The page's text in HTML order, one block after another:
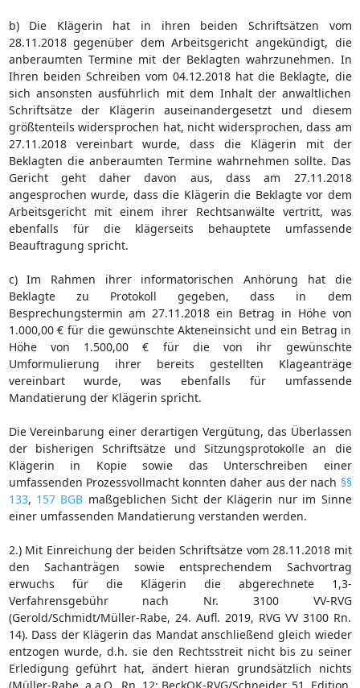
b) Die Klägerin hat in ihren beiden Schriftsätzen vom
28.11.2018 gegenüber dem Arbeitsgericht angekündigt, die
anberaumten Termine mit der Beklagten wahrzunehmen. In
Ihren beiden Schreiben vom 04.12.2018 hat die Beklagte, die
sich ansonsten ausführlich mit dem Inhalt der anwaltlichen
Schriftsätze der Klägerin auseinandergesetzt und diesem
größtenteils widersprochen hat, nicht widersprochen, dass am
27.11.2018 vereinbart wurde, dass die Klägerin mit der
Beklagten die anberaumten Termine wahrnehmen sollte. Das
Gericht geht daher davon aus, dass am 27.11.2018
angesprochen wurde, dass die Klägerin die Beklagte vor dem
Arbeitsgericht mit einem ihrer Rechtsanwälte vertritt, was
ebenfalls für die klägerseits behauptete umfassende
Beauftragung spricht.
c) Im Rahmen ihrer informatorischen Anhörung hat die
Beklagte zu Protokoll gegeben, dass in dem
Besprechungstermin am 27.11.2018 ein Betrag in Höhe von
1.000,00 € für die gewünschte Akteneinsicht und ein Betrag in
Höhe von 1.500,00 € für die von ihr gewünschte
Umformulierung ihrer bereits gestellten Klageanträge
vereinbart wurde, was ebenfalls für umfassende
Mandatierung der Klägerin spricht.
Die Vereinbarung einer derartigen Vergütung, das Überlassen
der bisherigen Schriftsätze und Sitzungsprotokolle an die
Klägerin in Kopie sowie das Unterschreiben einer
umfassenden Prozessvollmacht konnten daher aus der nach §§
133, 157 BGB maßgeblichen Sicht der Klägerin nur im Sinne
einer umfassenden Mandatierung verstanden werden.
2.) Mit Einreichung der beiden Schriftsätze vom 28.11.2018 mit
den Sachanträgen sowie entsprechendem Sachvortrag
erwuchs für die Klägerin die abgerechnete 1,3-
Verfahrensgebühr nach Nr. 3100 VV-RVG
(Gerold/Schmidt/Müller-Rabe, 24. Aufl. 2019, RVG VV 3100 Rn.
14). Dass der Klägerin das Mandat anschließend gleich wieder
entzogen wurde, d.h. sie den Rechtsstreit nicht bis zu seiner
Erledigung geführt hat, ändert hieran grundsätzlich nichts
(Müller-Rabe, a.a.O., Rn. 12; BeckOK-RVG/Schneider, 51. Edition,